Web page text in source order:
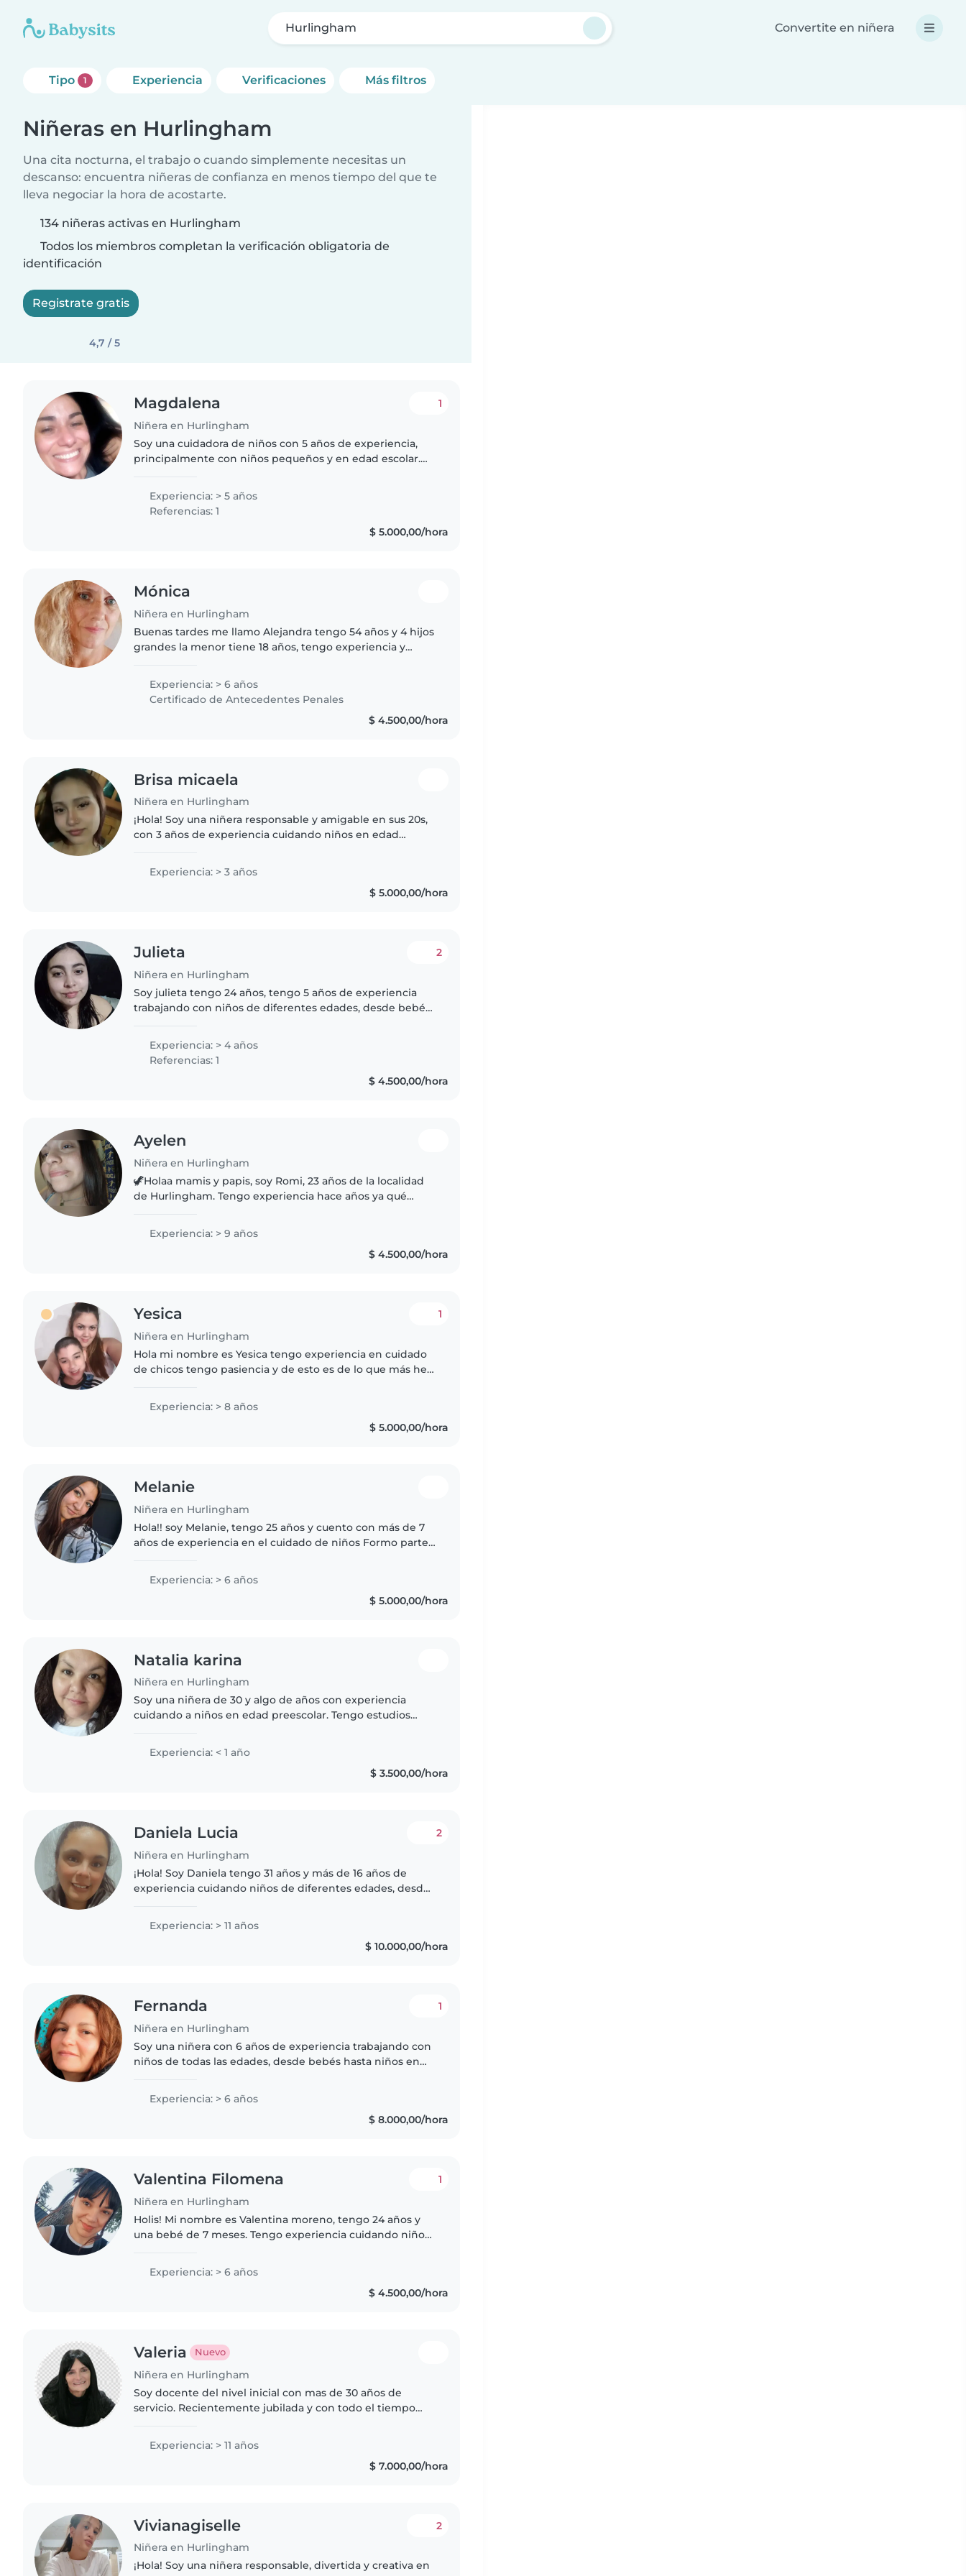
Hurlingham Convertite en niñera
Tipo 1 Experiencia Verificaciones Más filtros
Niñeras en Hurlingham
Una cita nocturna, el trabajo o cuando simplemente necesitas un
descanso: encuentra niñeras de confianza en menos tiempo del que te
lleva negociar la hora de acostarte.
134 niñeras activas en Hurlingham
Todos los miembros completan la verificación obligatoria de
identificación
Registrate gratis
4,7 / 5
Magdalena
Niñera en Hurlingham
1
Soy una cuidadora de niños con 5 años de experiencia,
principalmente con niños pequeños y en edad escolar.
disfruta leyendo, haciendo..
Experiencia: > 5 años
Referencias: 1
$ 5.000,00/hora
Mónica
Niñera en Hurlingham
Buenas tardes me llamo Alejandra tengo 54 años y 4 hijos
grandes la menor tiene 18 años, tengo experiencia y
Experiencia: > 6 años
Certificado de Antecedentes Penales
$ 4.500,00/hora
Brisa micaela
Niñera en Hurlingham
¡Hola! Soy una niñera responsable y amigable en sus 20s,
con 3 años de experiencia cuidando niños en edad
encanta leerles cuentos,..
Experiencia: > 3 años
$ 5.000,00/hora
Julieta
Niñera en Hurlingham
2
Soy julieta tengo 24 años, tengo 5 años de experiencia
trabajando con niños de diferentes edades, desde bebés
responsable, divertida y..
Experiencia: > 4 años
Referencias: 1
$ 4.500,00/hora
Ayelen
Niñera en Hurlingham
🦖Holaa mamis y papis, soy Romi, 23 años de la localidad
de Hurlingham. Tengo experiencia hace años ya qué
bebés desde 4 meses..
Experiencia: > 9 años
$ 4.500,00/hora
Yesica
Niñera en Hurlingham
1
Hola mi nombre es Yesica tengo experiencia en cuidado
de chicos tengo pasiencia y de esto es de lo que más he
trabajar ya que la..
Experiencia: > 8 años
$ 5.000,00/hora
Melanie
Niñera en Hurlingham
Hola!! soy Melanie, tengo 25 años y cuento con más de 7
años de experiencia en el cuidado de niños Formo parte
Experiencia: > 6 años
$ 5.000,00/hora
Natalia karina
Niñera en Hurlingham
Soy una niñera de 30 y algo de años con experiencia
cuidando a niños en edad preescolar. Tengo estudios
considero una persona responsable,..
Experiencia: < 1 año
$ 3.500,00/hora
Daniela Lucia
Niñera en Hurlingham
2
¡Hola! Soy Daniela tengo 31 años y más de 16 años de
experiencia cuidando niños de diferentes edades, desde
responsable, paciente y..
Experiencia: > 11 años
$ 10.000,00/hora
Fernanda
Niñera en Hurlingham
1
Soy una niñera con 6 años de experiencia trabajando con
niños de todas las edades, desde bebés hasta niños en
Disfruto mucho..
Experiencia: > 6 años
$ 8.000,00/hora
Valentina Filomena
Niñera en Hurlingham
1
Holis! Mi nombre es Valentina moreno, tengo 24 años y
una bebé de 7 meses. Tengo experiencia cuidando niños
inicial. Amo cantar,..
Experiencia: > 6 años
$ 4.500,00/hora
Valeria Nuevo
Niñera en Hurlingham
Soy docente del nivel inicial con mas de 30 años de
servicio. Recientemente jubilada y con todo el tiempo
Experiencia: > 11 años
$ 7.000,00/hora
Vivianagiselle
Niñera en Hurlingham
2
¡Hola! Soy una niñera responsable, divertida y creativa en